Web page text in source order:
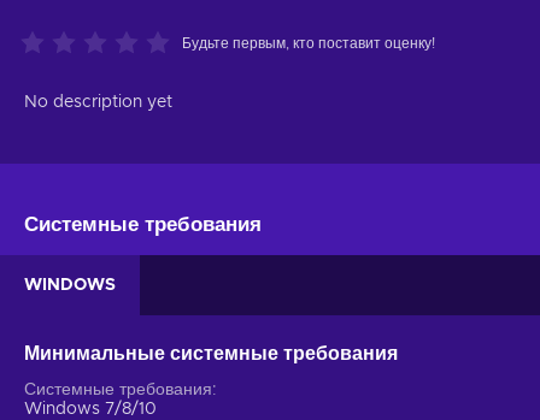
Будьте первым, кто поставит оценку!
No description yet
Системные требования
WINDOWS
Минимальные системные требования
Системные требования
Windows 7/8/10